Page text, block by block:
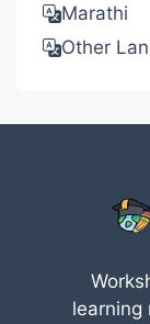
Marathi
Other
learning